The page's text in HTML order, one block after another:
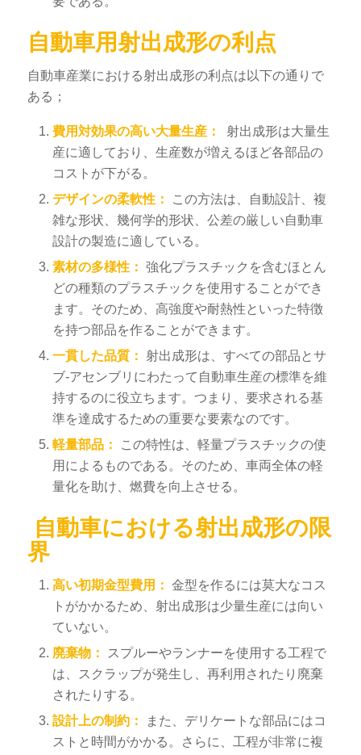
自動車用射出成形の利点
自動車産業における射出成形の利点は以下の通りで
ある；
費用対効果の高い大量生産：
射出成形は大量生
産に適しており、生産数が増えるほど各部品の
コストが下がる。
デザインの柔軟性：
この方法は、自動設計、複
雑な形状、幾何学的形状、公差の厳しい自動車
設計の製造に適している。
素材の多様性： 強化プラスチックを含むほとん
どの種類のプラスチックを使用することができ
ます。そのため、高強度や耐熱性といった特徴
を持つ部品を作ることができます。
一貫した品質： 射出成形は、すべての部品とサ
ブ-アセンブリにわたって自動車生産の標準を維
持するのに役立ちます。つまり、要求される基
準を達成するための重要な要素なのです。
軽量部品：
この特性は、軽量プラスチックの使
用によるものである。そのため、車両全体の軽
量化を助け、燃費を向上させる。
自動車における射出成形の限
界
高い初期金型費用： 金型を作るには莫大なコス
トがかかるため、射出成形は少量生産には向い
ていない。
廃棄物：
スプルーやランナーを使用する工程で
は、スクラップが発生し、再利用されたり廃棄
されたりする。
設計上の制約：
また、デリケートな部品にはコ
ストと時間がかかる。さらに、工程が非常に複